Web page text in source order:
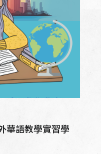
華語教學實習學